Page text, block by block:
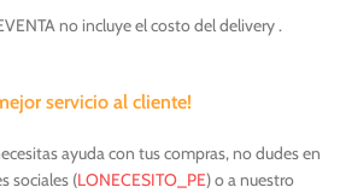
no incluye el costo del delivery .
servicio al cliente!
ayuda con tus compras, no dudes en
sociales (LONECESITO_PE) o a nuestro